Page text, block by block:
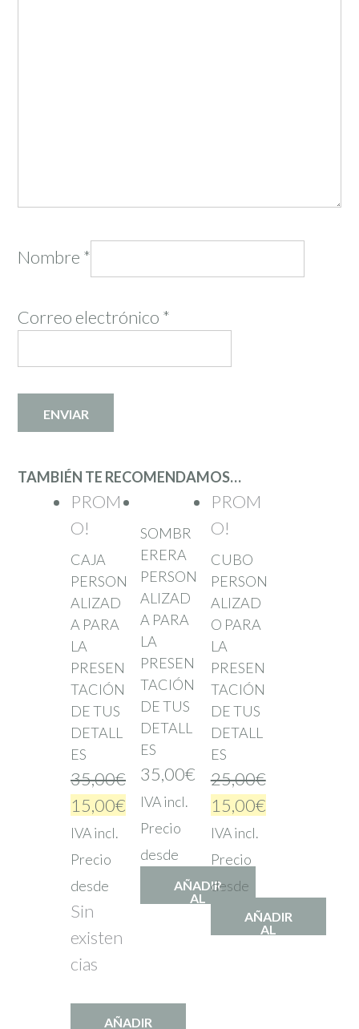
Nombre *
Correo electrónico *
TAMBIÉN TE RECOMENDAMOS…
PROM
O!
CAJA
PERSON
ALIZAD
A PARA
LA
PRESEN
TACIÓN
DE TUS
DETALL
ES
35,00€
15,00€
IVA incl.
Precio
desde
Sin
existen
cias
AÑADIR
SOMBR
ERERA
PERSON
ALIZAD
A PARA
LA
PRESEN
TACIÓN
DE TUS
DETALL
ES
35,00€
IVA incl.
Precio
desde
AÑADIR
AL
PROM
O!
CUBO
PERSON
ALIZAD
O PARA
LA
PRESEN
TACIÓN
DE TUS
DETALL
ES
25,00€
15,00€
IVA incl.
Precio
desde
AÑADIR
AL